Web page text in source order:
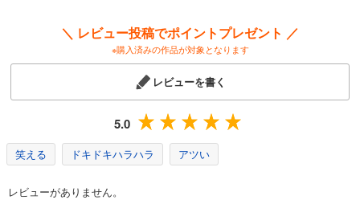
＼ レビュー投稿でポイントプレゼント ／
※購入済みの作品が対象となります
レビューを書く
5.0
笑える ドキドキハラハラ アツい
レビューがありません。